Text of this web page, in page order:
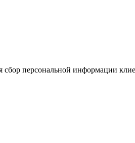
персональной информации